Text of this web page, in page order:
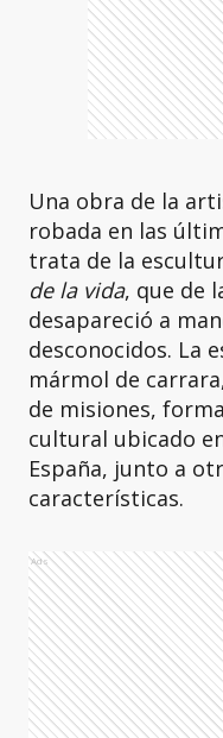
Una obra de la
robada en las
trata de la
de la vida, que de
desapareció a
desconocidos. La
mármol de
de misiones,
cultural ubicado
España, junto a
características.
Ads